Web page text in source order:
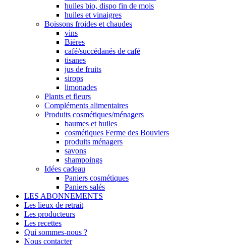
huiles bio, dispo fin de mois
huiles et vinaigres
Boissons froides et chaudes
vins
Bières
café/succédanés de café
tisanes
jus de fruits
sirops
limonades
Plants et fleurs
Compléments alimentaires
Produits cosmétiques/ménagers
baumes et huiles
cosmétiques Ferme des Bouviers
produits ménagers
savons
shampoings
Idées cadeau
Paniers cosmétiques
Paniers salés
LES ABONNEMENTS
Les lieux de retrait
Les producteurs
Les recettes
Qui sommes-nous ?
Nous contacter